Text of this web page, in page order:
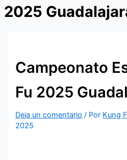
2025
Campeonato
Fu 2025
Deja un comentario / Por Kung
2025